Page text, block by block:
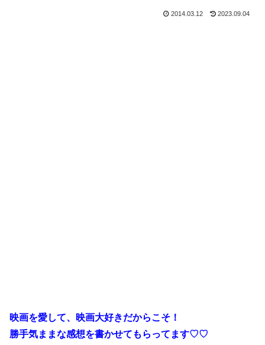
2014.03.12 2023.09.04
映画を愛して、映画大好きだからこそ！
勝手気ままな感想を書かせてもらってます♡♡